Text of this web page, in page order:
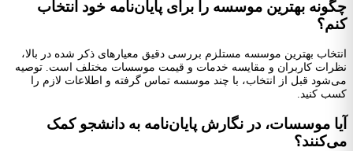
چگونه بهترین موسسه را برای پایان‌نامه خود انتخاب
کنم؟
انتخاب بهترین موسسه مستلزم بررسی دقیق معیارهای ذکر شده در بالا،
نظرات کاربران و مقایسه خدمات و قیمت موسسات مختلف است. توصیه
می‌شود قبل از انتخاب، با چند موسسه تماس گرفته و اطلاعات لازم را
کسب کنید.
آیا موسسات، در نگارش پایان‌نامه به دانشجو کمک
می‌کنند؟